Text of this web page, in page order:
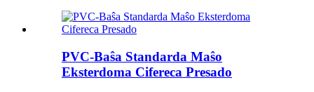
PVC-Baŝa Standarda Maŝo
Eksterdoma Cifereca Presado